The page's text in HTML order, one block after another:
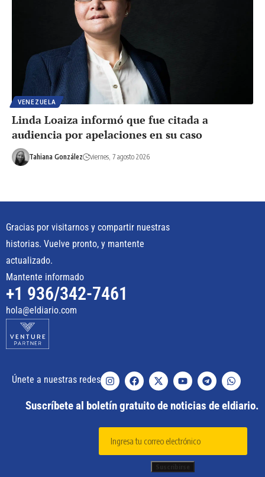
VENEZUELA
Linda Loaiza informó que fue citada a
audiencia por apelaciones en su caso
Tahiana González viernes, 7 agosto 2026
Gracias por visitarnos y compartir nuestras
historias. Vuelve pronto, y mantente
actualizado.
Mantente informado
+1 936/342-7461
hola@eldiario.com
Únete a nuestras redes
Suscríbete al boletín gratuito de noticias de eldiario.